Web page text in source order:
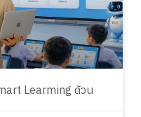
Learming ด้วน